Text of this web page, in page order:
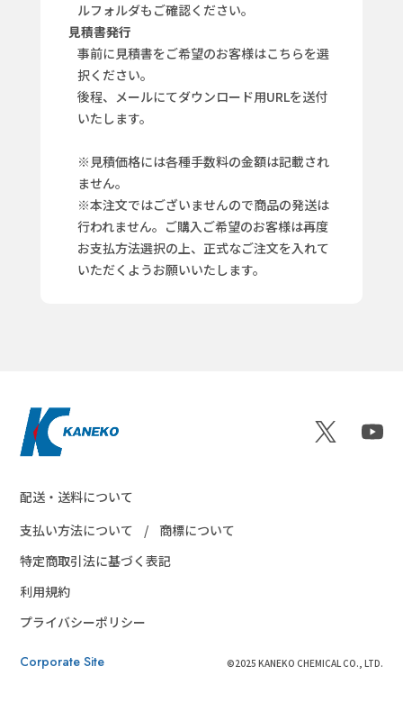
ルフォルダもご確認ください。
見積書発行
事前に見積書をご希望のお客様はこちらを選
択ください。
後程、メールにてダウンロード用URLを送付
いたします。
※見積価格には各種手数料の金額は記載され
ません。
※本注文ではございませんので商品の発送は
行われません。ご購入ご希望のお客様は再度
お支払方法選択の上、正式なご注文を入れて
いただくようお願いいたします。
Corporate Site
配送・送料について
支払い方法について
商標について
特定商取引法に基づく表記
利用規約
プライバシーポリシー
©2025 KANEKO CHEMICAL CO., LTD.